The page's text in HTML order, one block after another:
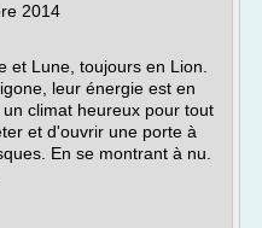
2014
et Lune, toujours en Lion.
leur énergie est en
climat heureux pour tout
et d'ouvrir une porte à
En se montrant à nu.